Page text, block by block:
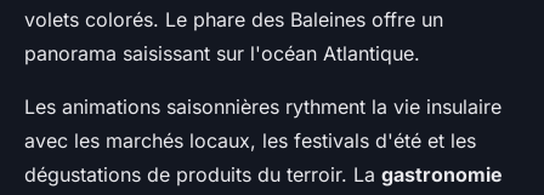
volets colorés. Le phare des Baleines offre un
panorama saisissant sur l'océan Atlantique.
Les animations saisonnières rythment la vie insulaire
avec les marchés locaux, les festivals d'été et les
dégustations de produits du terroir. La gastronomie